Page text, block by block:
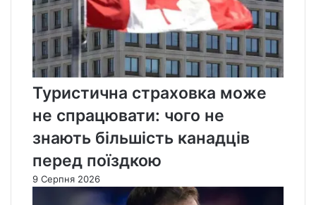
Туристична страховка може
не спрацювати: чого не
знають більшість канадців
перед поїздкою
9 Серпня 2026